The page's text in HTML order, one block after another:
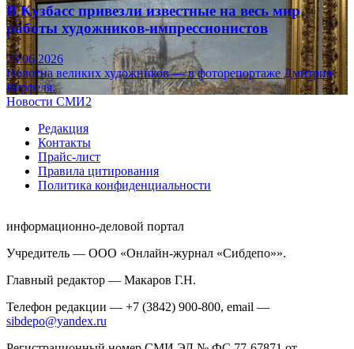
В Кузбасс привезли известные на весь мир
работы художников-импрессионистов
23.06.2026
Полотна великих художников — в фоторепортаже Дмитрия
Верфеля.
Новости СМИ2
Редакция
Контакты
Прайс-лист
Правила цитирования
Политика конфиденциальности
информационно-деловой портал
Учредитель — ООО «Онлайн-журнал «Сибдепо»».
Главный редактор — Макаров Г.Н.
Телефон редакции — +7 (3842) 900-800, email —
sibdepo@yandex.ru